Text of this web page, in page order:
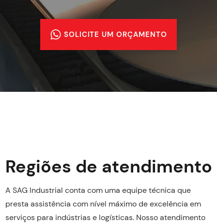
SOLICITE UM ORÇAMENTO
Regiões de atendimento
A SAG Industrial conta com uma equipe técnica que
presta assistência com nível máximo de excelência em
serviços para indústrias e logísticas. Nosso atendimento